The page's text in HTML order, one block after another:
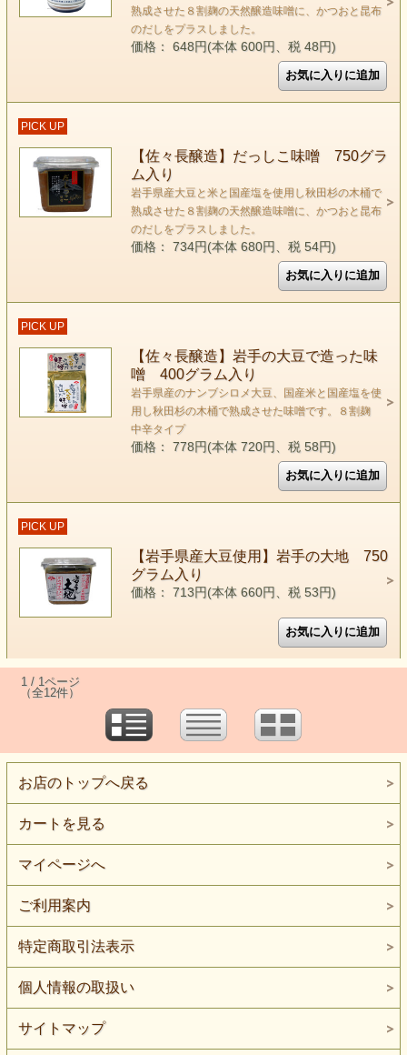
熟成させた８割麹の天然醸造味噌に、かつおと昆布
のだしをプラスしました。
価格： 648円(本体 600円、税 48円)
PICK UP
【佐々長醸造】だっしこ味噌 750グラ
ム入り
岩手県産大豆と米と国産塩を使用し秋田杉の木桶で
熟成させた８割麹の天然醸造味噌に、かつおと昆布
のだしをプラスしました。
価格： 734円(本体 680円、税 54円)
PICK UP
【佐々長醸造】岩手の大豆で造った味
噌 400グラム入り
岩手県産のナンブシロメ大豆、国産米と国産塩を使
用し秋田杉の木桶で熟成させた味噌です。８割麹
中辛タイプ
価格： 778円(本体 720円、税 58円)
PICK UP
【岩手県産大豆使用】岩手の大地 750
グラム入り
価格： 713円(本体 660円、税 53円)
1 / 1ページ
（全12件）
お店のトップへ戻る
カートを見る
マイページへ
ご利用案内
特定商取引法表示
個人情報の取扱い
サイトマップ